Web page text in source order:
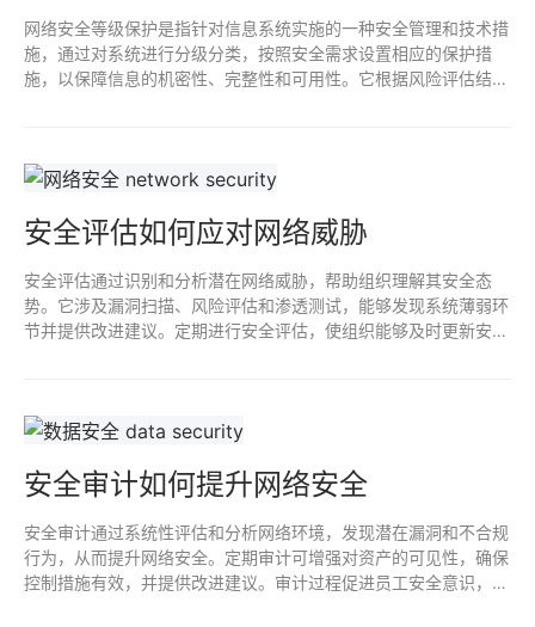
网络安全等级保护是指针对信息系统实施的一种安全管理和技术措
施，通过对系统进行分级分类，按照安全需求设置相应的保护措
施，以保障信息的机密性、完整性和可用性。它根据风险评估结
安全评估如何应对网络威胁
安全评估通过识别和分析潜在网络威胁，帮助组织理解其安全态
势。它涉及漏洞扫描、风险评估和渗透测试，能够发现系统薄弱环
节并提供改进建议。定期进行安全评估，使组织能够及时更新安全
安全审计如何提升网络安全
安全审计通过系统性评估和分析网络环境，发现潜在漏洞和不合规
行为，从而提升网络安全。定期审计可增强对资产的可见性，确保
控制措施有效，并提供改进建议。审计过程促进员工安全意识，减